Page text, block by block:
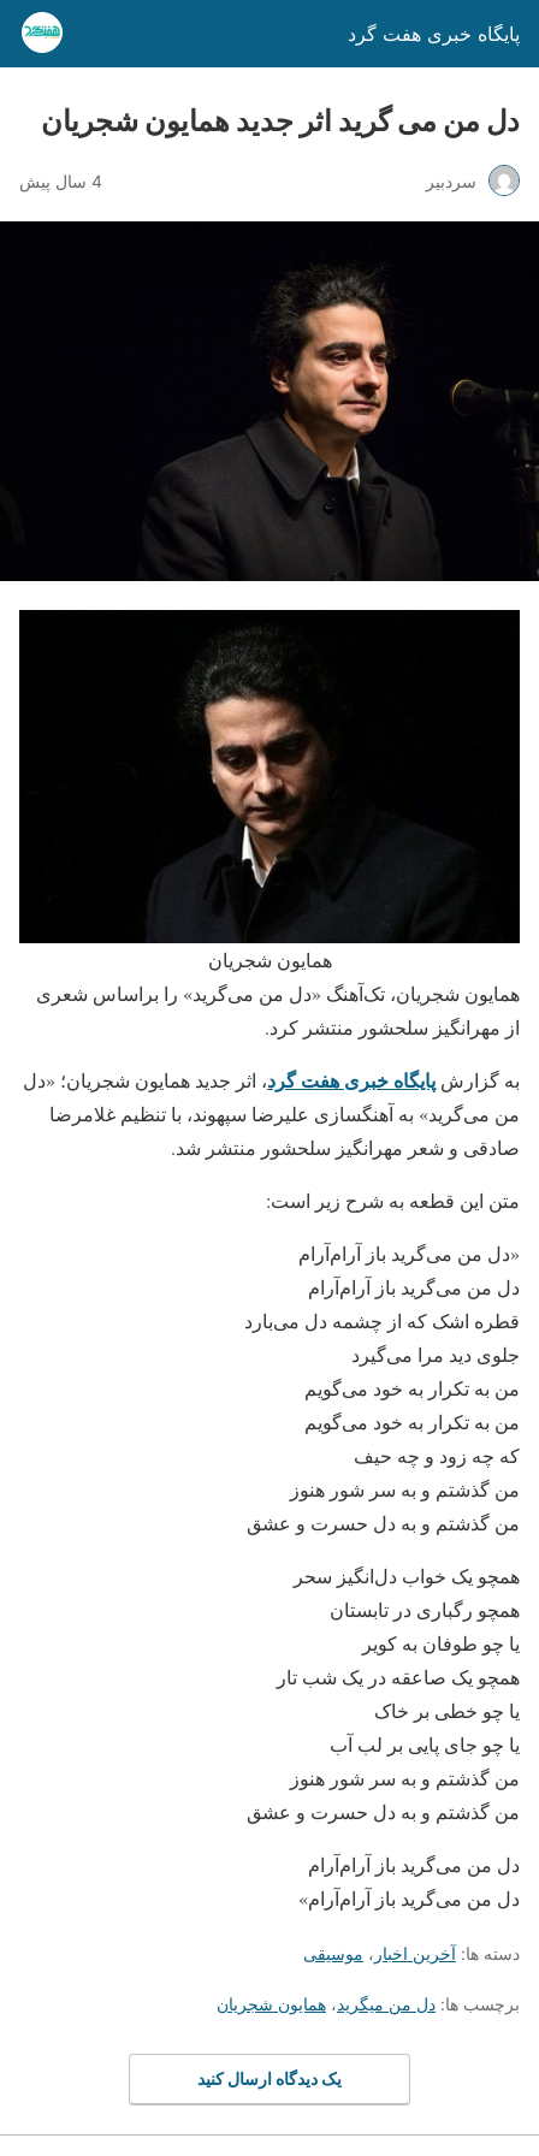
پایگاه خبری هفت گرد
دل من می گرید اثر جدید همایون شجریان
سردبیر 4 سال پیش
همایون شجریان
همایون شجریان، تک‌آهنگ «دل من می‌گرید» را براساس شعری
از مهرانگیز سلحشور منتشر کرد.
به گزارش پایگاه خبری هفت گرد، اثر جدید همایون شجریان؛ «دل
من می‌گرید» به آهنگسازی علیرضا سپهوند، با تنظیم غلامرضا
صادقی و شعر مهرانگیز سلحشور منتشر شد.
متن این قطعه به شرح زیر است:
«دل من می‌گرید باز آرام‌آرام
دل من می‌گرید باز آرام‌آرام
قطره اشک که از چشمه دل می‌بارد
جلوی دید مرا می‌گیرد
من به تکرار به خود می‌گویم
من به تکرار به خود می‌گویم
که چه زود و چه حیف
من گذشتم و به سر شور هنوز
من گذشتم و به دل حسرت و عشق
همچو یک خواب دل‌انگیز سحر
همچو رگباری در تابستان
یا چو طوفان به کویر
همچو یک صاعقه در یک شب تار
یا چو خطی بر خاک
یا چو جای پایی بر لب آب
من گذشتم و به سر شور هنوز
من گذشتم و به دل حسرت و عشق
دل من می‌گرید باز آرام‌آرام
دل من می‌گرید باز آرام‌آرام»
دسته ها: آخرین اخبار ، موسیقی
برچسب ها: دل من میگرید، همایون شجریان
یک دیدگاه ارسال کنید